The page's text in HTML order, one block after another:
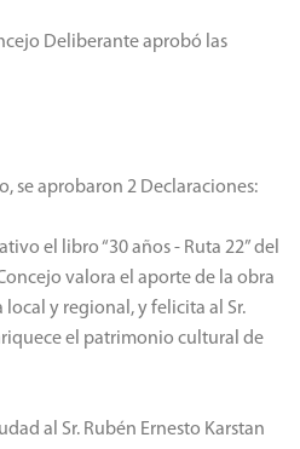
Deliberante aprobó las
se aprobaron 2 Declaraciones:
el libro “30 años - Ruta 22” del
valora el aporte de la obra
y regional, y felicita al Sr.
el patrimonio cultural de
al Sr. Rubén Ernesto Karstan